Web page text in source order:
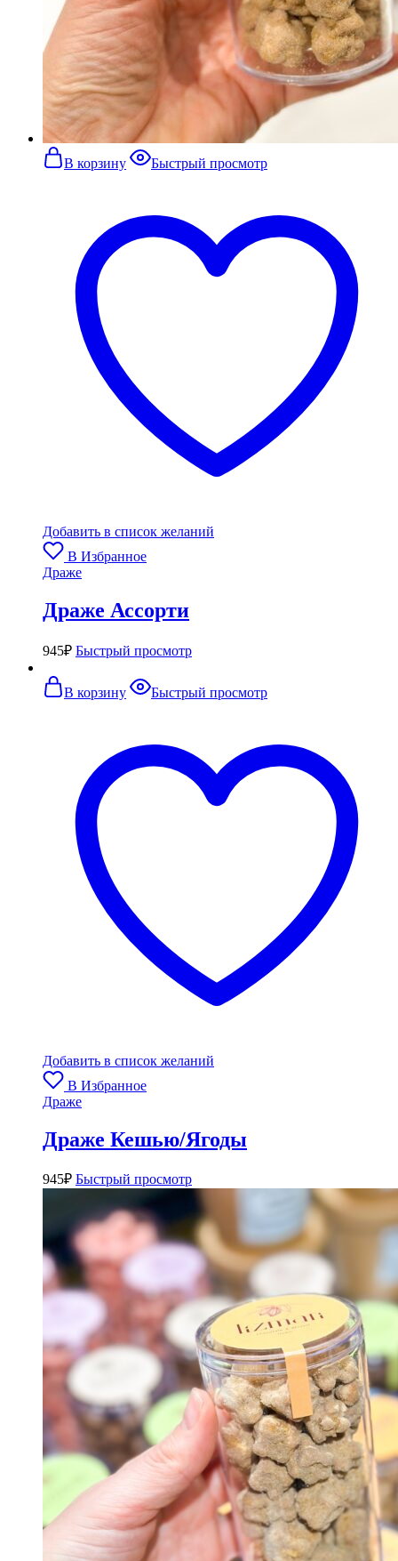
В корзину Быстрый просмотр
Добавить в список желаний
В Избранное
Драже
Драже Ассорти
945₽ Быстрый просмотр
В корзину Быстрый просмотр
Добавить в список желаний
В Избранное
Драже
Драже Кешью/Ягоды
945₽ Быстрый просмотр